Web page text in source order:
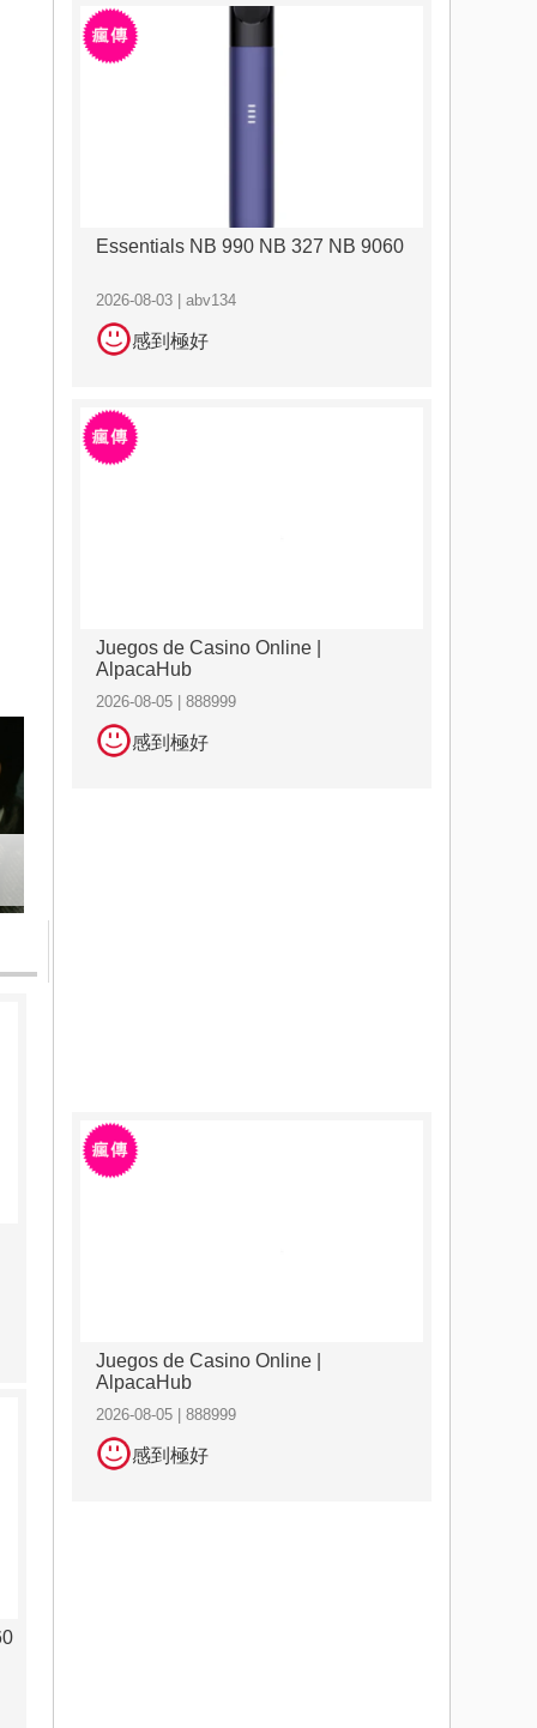
Essentials NB 990 NB 327 NB 9060
2026-08-03 | abv134
感到極好
Juegos de Casino Online |
AlpacaHub
2026-08-05 | 888999
感到極好
Juegos de Casino Online |
AlpacaHub
2026-08-05 | 888999
感到極好